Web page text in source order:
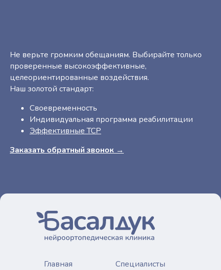
Не верьте громким обещаниям. Выбирайте только
проверенные высокоэффективные,
целеориентированные воздействия.
Наш золотой стандарт:
Своевременность
Индивидуальная программа реабилитации
Эффективные ТСР
Заказать обратный звонок →
Главная
Специалисты